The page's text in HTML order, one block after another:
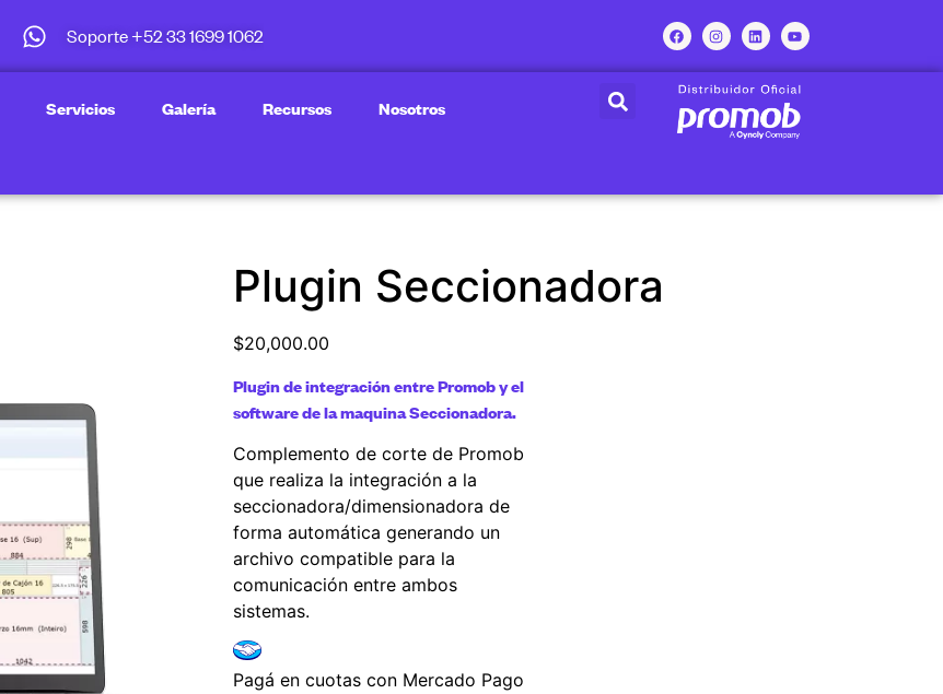
Soporte +52 33 1699 1062
Servicios Galería Recursos Nosotros
Plugin Seccionadora
$20,000.00
Plugin de integración entre Promob y el
software de la maquina Seccionadora.
Complemento de corte de Promob
que realiza la integración a la
seccionadora/dimensionadora de
forma automática generando un
archivo compatible para la
comunicación entre ambos
sistemas.
Pagá en cuotascon Mercado Pago